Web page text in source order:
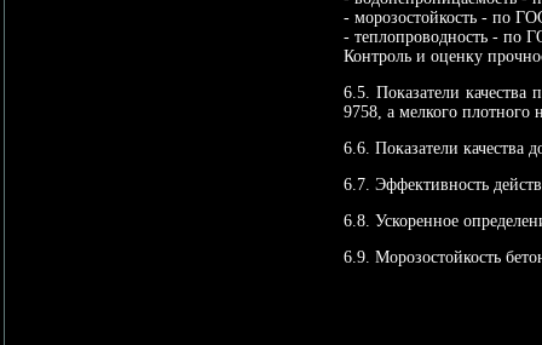
- морозостойкость - по
- теплопроводность - по
Контроль и оценку
6.5. Показатели
9758, а мелкого плотного
6.6. Показатели
6.7. Эффективность
6.8. Ускоренное
6.9. Морозостойкость